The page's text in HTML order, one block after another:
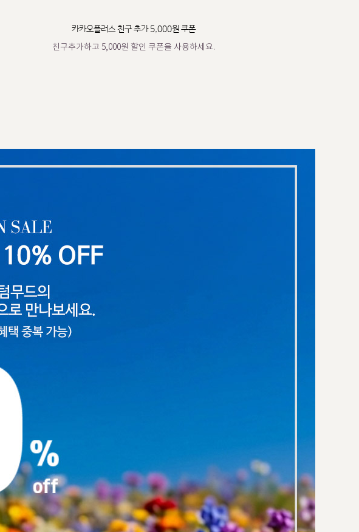
카카오플러스 친구 추가 5,000원 쿠폰
친구추가하고 5,000원 할인 쿠폰을 사용하세요.